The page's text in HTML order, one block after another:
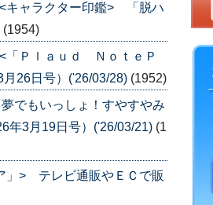
キャラクター印鑑> 「脱ハ
(1954)
「Ｐｌａｕｄ ＮｏｔｅＰ
26日号）('26/03/28) (1952)
でもいっしょ！すやすやみ
年3月19日号）('26/03/21) (1
」> テレビ通販やＥＣで販